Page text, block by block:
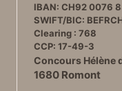
IBAN: CH92 0076
SWIFT/BIC:
Clearing : 768
CCP: 17-49-3
Concours Hélène
1680 Romont